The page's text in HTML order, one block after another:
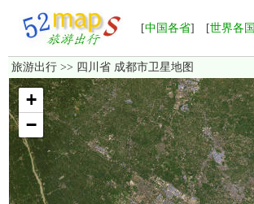
[中国各省] [世界各国
旅游出行 >> 四川省 成都市卫星地图
加载中，如果长时间无法显示，请点击这里重新加载！
+
−